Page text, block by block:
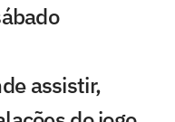
assistir,